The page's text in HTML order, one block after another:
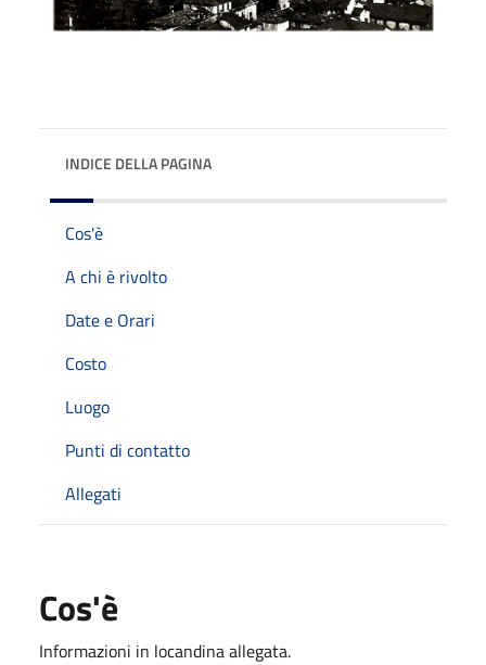
INDICE DELLA PAGINA
Cos'è
A chi è rivolto
Date e Orari
Costo
Luogo
Punti di contatto
Allegati
Cos'è
Informazioni in locandina allegata.